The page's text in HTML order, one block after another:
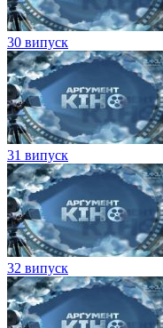
30 випуск
31 випуск
32 випуск